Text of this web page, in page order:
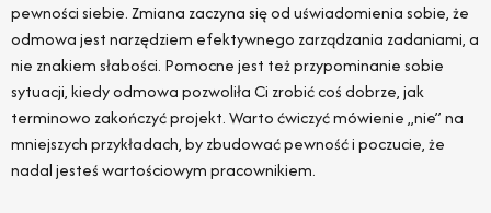
pewności siebie. Zmiana zaczyna się od uświadomienia sobie, że
odmowa jest narzędziem efektywnego zarządzania zadaniami, a
nie znakiem słabości. Pomocne jest też przypominanie sobie
sytuacji, kiedy odmowa pozwoliła Ci zrobić coś dobrze, jak
terminowo zakończyć projekt. Warto ćwiczyć mówienie „nie” na
mniejszych przykładach, by zbudować pewność i poczucie, że
nadal jesteś wartościowym pracownikiem.